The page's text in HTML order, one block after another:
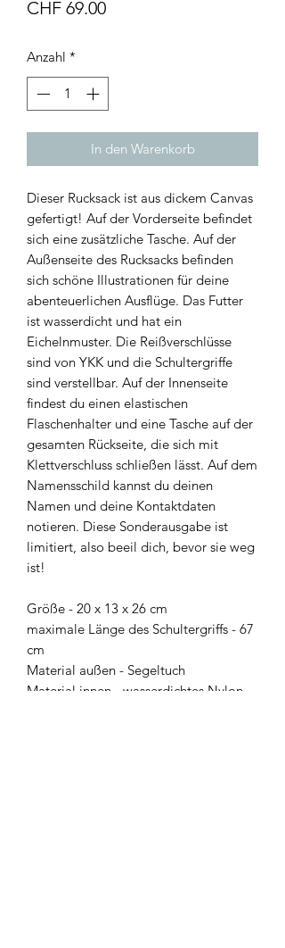
CHF 69.00Preis
Anzahl *
In den Warenkorb
Dieser Rucksack ist aus dickem Canvas
gefertigt! Auf der Vorderseite befindet
sich eine zusätzliche Tasche. Auf der
Außenseite des Rucksacks befinden
sich schöne Illustrationen für deine
abenteuerlichen Ausflüge. Das Futter
ist wasserdicht und hat ein
Eichelnmuster. Die Reißverschlüsse
sind von YKK und die Schultergriffe
sind verstellbar. Auf der Innenseite
findest du einen elastischen
Flaschenhalter und eine Tasche auf der
gesamten Rückseite, die sich mit
Klettverschluss schließen lässt. Auf dem
Namensschild kannst du deinen
Namen und deine Kontaktdaten
notieren. Diese Sonderausgabe ist
limitiert, also beeil dich, bevor sie weg
ist!
Größe - 20 x 13 x 26 cm
maximale Länge des Schultergriffs - 67
cm
Material außen - Segeltuch
Material innen - wasserdichtes Nylon